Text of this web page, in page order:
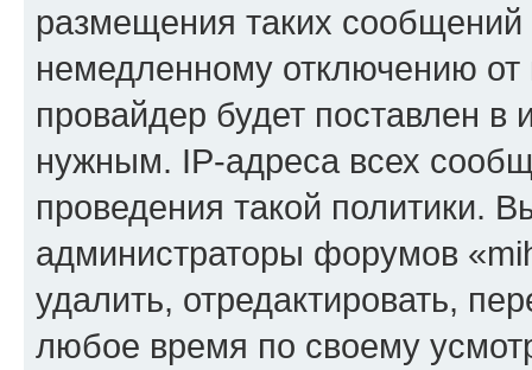
размещения таких
немедленному отключению
провайдер будет поставлен в
нужным. IP-адреса всех
проведения такой политики.
администраторы форумов
удалить, отредактировать,
любое время по своему